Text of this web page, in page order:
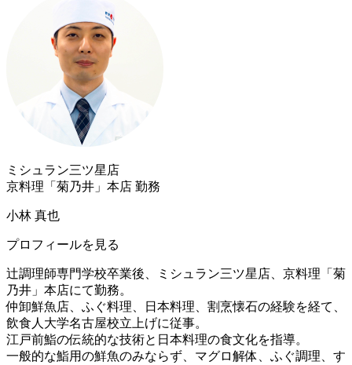
ミシュラン三ツ星店
京料理「菊乃井」本店 勤務
小林 真也
プロフィールを見る
辻調理師専門学校卒業後、ミシュラン三ツ星店、京料理「菊
乃井」本店にて勤務。
仲卸鮮魚店、ふぐ料理、日本料理、割烹懐石の経験を経て、
飲食人大学名古屋校立上げに従事。
江戸前鮨の伝統的な技術と日本料理の食文化を指導。
一般的な鮨用の鮮魚のみならず、マグロ解体、ふぐ調理、す